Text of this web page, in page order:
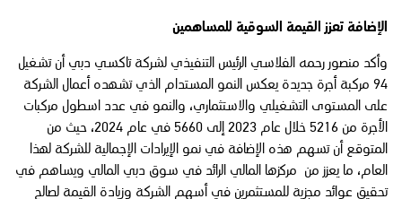
الإضافة تعزز القيمة السوقية للمساهمين
وأكد منصور رحمه الفلاسي الرئيس التنفيذي لشركة تاكسي دبي أن تشغيل
94 مركبة أجرة جديدة يعكس النمو المستدام الذي تشهده أعمال الشركة
على المستوى التشغيلي والاستثماري، والنمو في عدد اسطول مركبات
الأجرة من 5216 خلال عام 2023 إلى 5660 في عام 2024، حيث من
المتوقع أن تسهم هذه الإضافة في نمو الإيرادات الإجمالية للشركة لهذا
العام، ما يعزز من مركزها المالي الرائد في سوق دبي المالي ويساهم في
تحقيق عوائد مجزية للمستثمرين في أسهم الشركة وزيادة القيمة لصالح